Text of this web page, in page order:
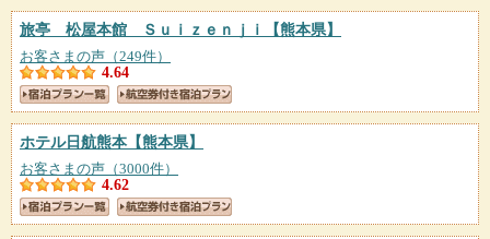
旅亭 松屋本館 Ｓｕｉｚｅｎｊｉ 【熊本県】
お客さまの声（249件）
4.64
ホテル日航熊本【熊本県】
お客さまの声（3000件）
4.62